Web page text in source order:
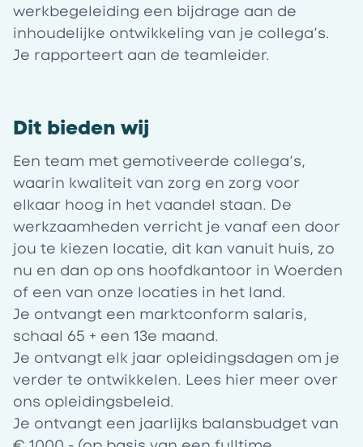
werkbegeleiding een bijdrage aan de
inhoudelijke ontwikkeling van je collega’s.
Je rapporteert aan de teamleider.
Dit bieden wij
Een team met gemotiveerde collega’s,
waarin kwaliteit van zorg en zorg voor
elkaar hoog in het vaandel staan. De
werkzaamheden verricht je vanaf een door
jou te kiezen locatie, dit kan vanuit huis, zo
nu en dan op ons hoofdkantoor in Woerden
of een van onze locaties in het land.
Je ontvangt een marktconform salaris,
schaal 65 + een 13e maand.
Je ontvangt elk jaar opleidingsdagen om je
verder te ontwikkelen. Lees hier meer over
ons opleidingsbeleid.
Je ontvangt een jaarlijks balansbudget van